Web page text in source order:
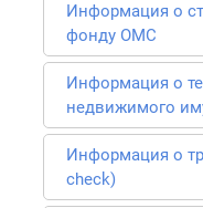
Информация о
фонду ОМС
Информация о
недвижимого
Информация о
check)